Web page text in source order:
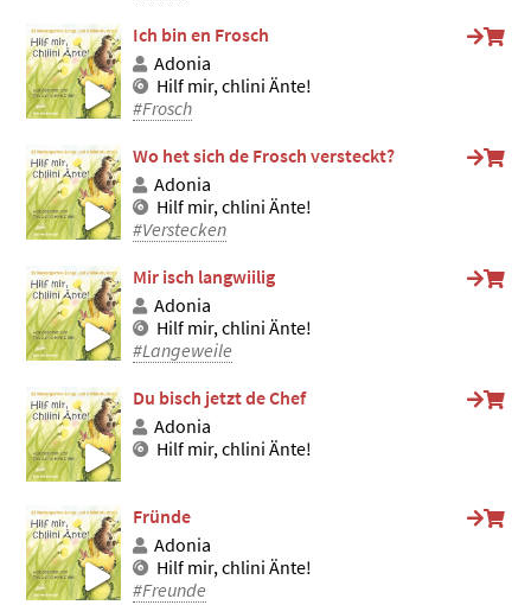
Ich bin en Frosch
Adonia
Hilf mir, chlini Änte!
#Frosch
Wo het sich de Frosch versteckt?
Adonia
Hilf mir, chlini Änte!
#Verstecken
Mir isch langwiilig
Adonia
Hilf mir, chlini Änte!
#Langeweile
Du bisch jetzt de Chef
Adonia
Hilf mir, chlini Änte!
Fründe
Adonia
Hilf mir, chlini Änte!
#Freunde